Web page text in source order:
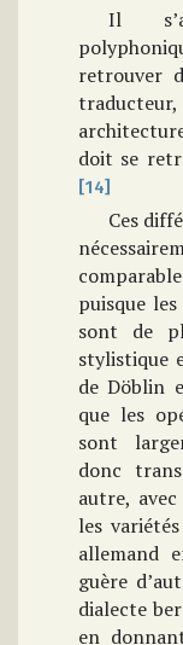
Il
retrouver
doit se
[14]
Ces
puisque
sont de
stylistique
de Döblin
que les
sont
donc
autre,
les
allemand
guère
dialecte
en